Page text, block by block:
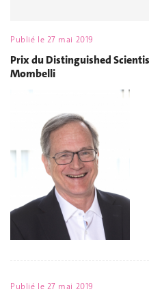
Publié le 27 mai 2019
Prix du Distinguished
Mombelli
Publié le 27 mai 2019